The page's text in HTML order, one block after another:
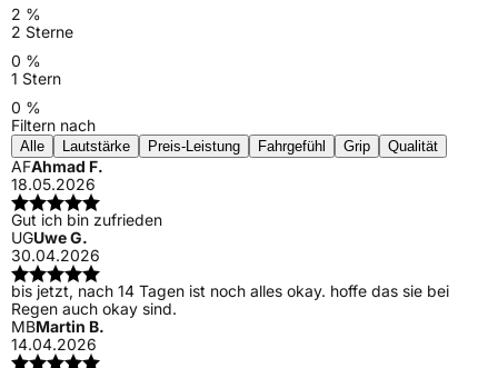
2 %
2 Sterne
0 %
1 Stern
0 %
Filtern nach
Alle Lautstärke Preis-Leistung Fahrgefühl Grip Qualität
AFAhmad F.
18.05.2026
Gut ich bin zufrieden
UGUwe G.
30.04.2026
bis jetzt, nach 14 Tagen ist noch alles okay. hoffe das sie bei
Regen auch okay sind.
MBMartin B.
14.04.2026